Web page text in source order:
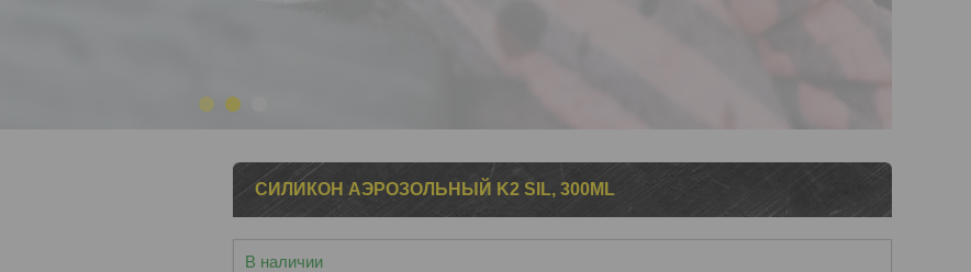
СИЛИКОН АЭРОЗОЛЬНЫЙ K2 SIL, 300ML
В наличии